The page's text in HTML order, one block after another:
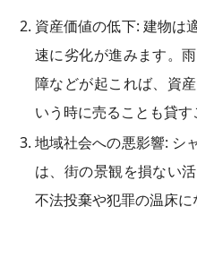
資産価値の低下: 建物は
速に劣化が進みます。
障などが起これば、資
いう時に売ることも貸す
地域社会への悪影響: シ
は、街の景観を損ない
不法投棄や犯罪の温床に